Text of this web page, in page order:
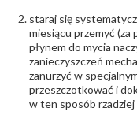
staraj się
miesiącu przemyć (za
płynem do mycia
zanieczyszczeń
zanurzyć w
przeszczotkować i
w ten sposób